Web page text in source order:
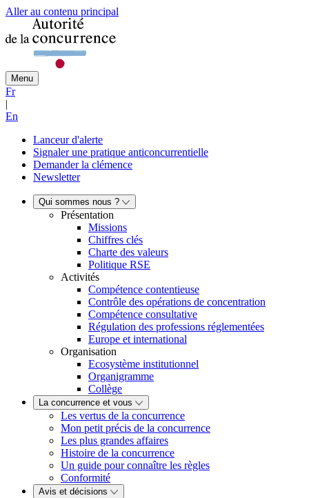
Aller au contenu principal
Menu
Fr
|
En
Lanceur d'alerte
Signaler une pratique anticoncurrentielle
Demander la clémence
Newsletter
Qui sommes nous ?
Présentation
Missions
Chiffres clés
Charte des valeurs
Politique RSE
Activités
Compétence contentieuse
Contrôle des opérations de concentration
Compétence consultative
Régulation des professions réglementées
Europe et international
Organisation
Ecosystème institutionnel
Organigramme
Collège
La concurrence et vous
Les vertus de la concurrence
Mon petit précis de la concurrence
Les plus grandes affaires
Histoire de la concurrence
Un guide pour connaître les règles
Conformité
Avis et décisions